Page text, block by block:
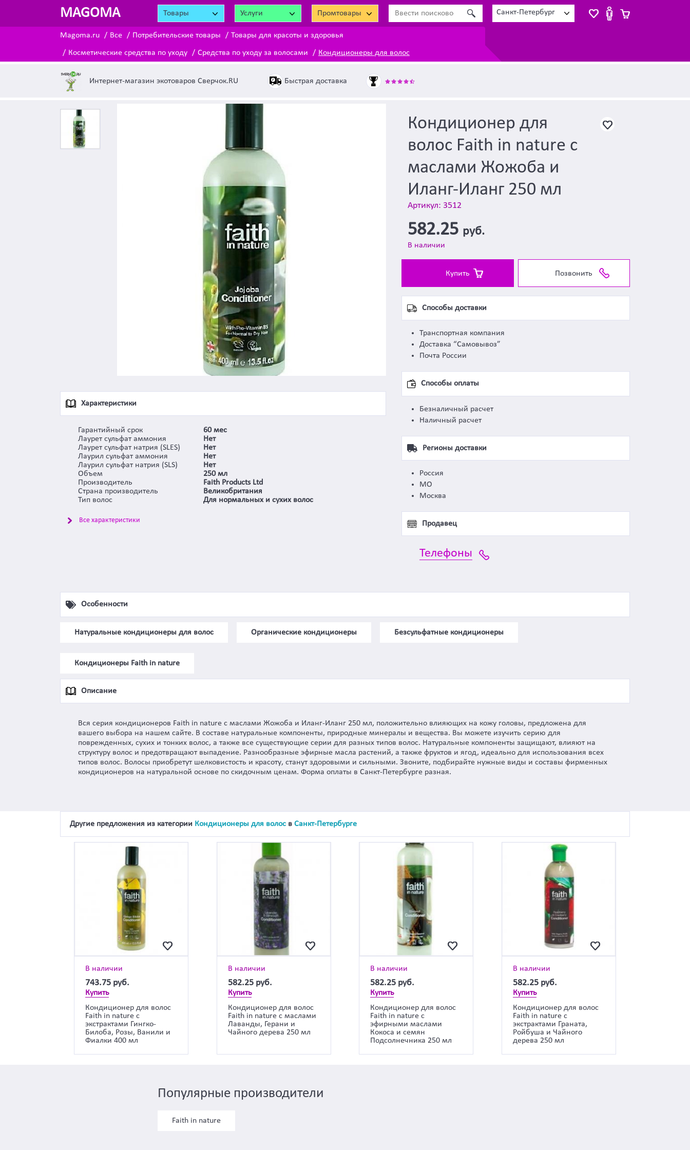
MAGOMA Товары Услуги Промтовары Санкт-Петербург
Magoma.ru Все Потребительские товары Товары для красоты и здоровья
Косметические средства по уходу Средства по уходу за волосами Кондиционеры для волос
Интернет-магазин экотоваров Сверчок.RU Быстрая доставка
Характеристики
Гарантийный срок
60 мес
Лаурет сульфат аммония
Нет
Лаурет сульфат натрия (SLES)
Нет
Лаурил сульфат аммония
Нет
Лаурил сульфат натрия (SLS)
Нет
Объем
250 мл
Производитель
Faith Products Ltd
Страна производитель
Великобритания
Тип волос
Для нормальных и сухих волос
Все характеристики
Кондиционер для
волос Faith in nature с
маслами Жожоба и
Иланг-Иланг 250 мл
Артикул: 3512
582.25 руб.
В наличии
Купить Позвонить
Способы доставки
Транспортная компания
Доставка “Самовывоз”
Почта России
Способы оплаты
Безналичный расчет
Наличный расчет
Регионы доставки
Россия
МО
Москва
Продавец
Телефоны
Особенности
Натуральные кондиционеры для волос Органические кондиционеры Безсульфатные кондиционеры
Кондиционеры Faith in nature
Описание
Вся серия кондиционеров Faith in nature с маслами Жожоба и Иланг-Иланг 250 мл, положительно влияющих на кожу головы, предложена для
вашего выбора на нашем сайте. В составе натуральные компоненты, природные минералы и вещества. Вы можете изучить серию для
поврежденных, сухих и тонких волос, а также все существующие серии для разных типов волос. Натуральные компоненты защищают, влияют на
структуру волос и предотвращают выпадение. Разнообразные эфирные масла растений, а также фруктов и ягод, идеально для использования всех
типов волос. Волосы приобретут шелковистость и красоту, станут здоровыми и сильными. Звоните, подбирайте нужные виды и составы фирменных
кондиционеров на натуральной основе по скидочным ценам. Форма оплаты в Санкт-Петербурге разная.
Другие предложения из категории Кондиционеры для волос в Санкт-Петербурге
В наличии
743.75 руб.
Купить
Кондиционер для волос
Faith in nature с
экстрактами Гингко-
Билоба, Розы, Ванили и
Фиалки 400 мл
В наличии
582.25 руб.
Купить
Кондиционер для волос
Faith in nature с маслами
Лаванды, Герани и
Чайного дерева 250 мл
В наличии
582.25 руб.
Купить
Кондиционер для волос
Faith in nature с
эфирными маслами
Кокоса и семян
Подсолнечника 250 мл
В наличии
582.25 руб.
Купить
Кондиционер для волос
Faith in nature с
экстрактами Граната,
Ройбуша и Чайного
дерева 250 мл
Популярные производители
Faith in nature